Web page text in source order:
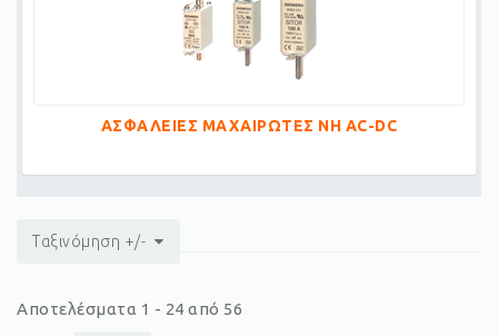
ΑΣΦΑΛΕΙΕΣ ΜΑΧΑΙΡΩΤΕΣ ΝΗ AC-DC
Ταξινόμηση +/-
Αποτελέσματα 1 - 24 από 56